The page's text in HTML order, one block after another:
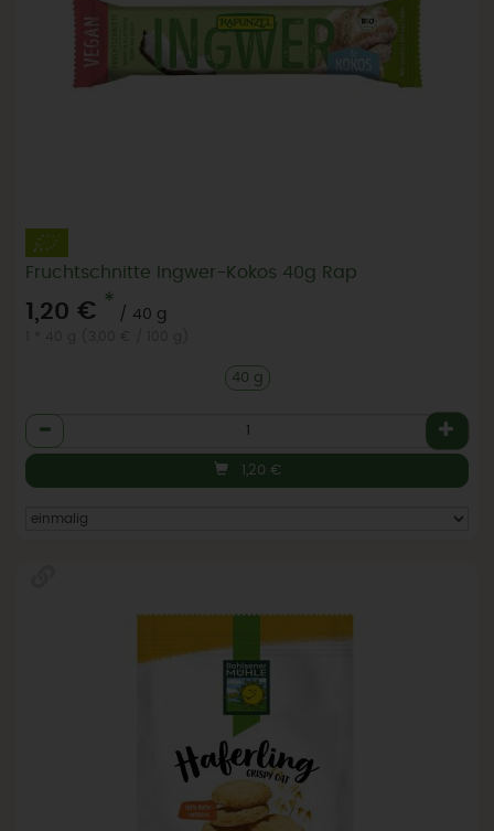
Fruchtschnitte Ingwer-Kokos 40g Rap
1,20 € *
/ 40 g
40 g
Anzahl
1,20 €